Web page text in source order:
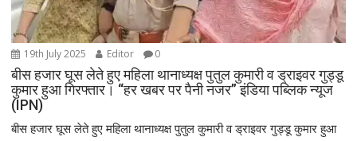
19th July 2025 Editor 0
बीस हजार घूस लेते हुए महिला थानाध्यक्ष पुतुल कुमारी व ड्राइवर गुड्डू
कुमार हुआ गिरफ्तार। “हर खबर पर पैनी नजर” इंडिया पब्लिक न्यूज
(IPN)
बीस हजार घूस लेते हुए महिला थानाध्यक्ष पुतुल कुमारी व ड्राइवर गुड्डू कुमार हुआ